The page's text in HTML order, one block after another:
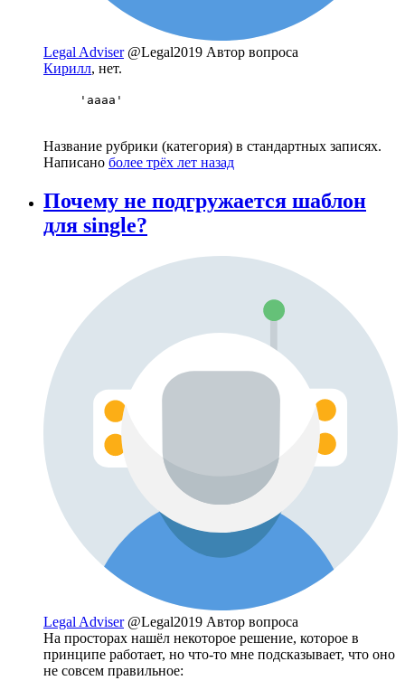
Legal Adviser @Legal2019 Автор вопроса
Кирилл, нет.
'aaaa'
Название рубрики (категория) в стандартных записях.
Написано более трёх лет назад
Почему не подгружается шаблон
для single?
Legal Adviser @Legal2019 Автор вопроса
На просторах нашёл некоторое решение, которое в
принципе работает, но что-то мне подсказывает, что оно
не совсем правильное: